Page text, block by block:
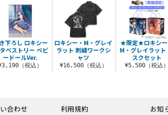
ロキシー・M・グレイ
ラット 刺繍ワークシ
ャツ
¥16,500（税込）
★限定★ロキシ
M・グレイラット
スクセット
¥5,500（税込
下ろし ロキシー
ペストリー ベビ
ードールVer.
（税込）
合わせ 利用規約 お知